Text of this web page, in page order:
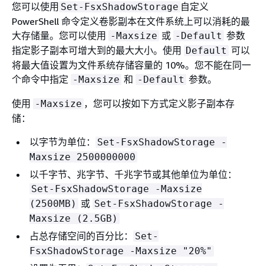
您可以使用 Set-FsxShadowStorage 自定义
PowerShell 命令定义卷影副本在文件系统上可以消耗的最
大存储量。您可以使用
-Maxsize 或 -Default 参数
指定影子副本可增大到的最大大小。使用 Default 可以
将最大值设置为文件系统存储容量的 10%。您不能在同一
个命令中指定 -Maxsize 和 -Default 参数。
使用 -Maxsize ，您可以按如下方式定义影子副本存
储：
以字节为单位：
Set-FsxShadowStorage -
Maxsize 2500000000
以千字节、兆字节、千兆字节或其他单位为单位：
Set-FsxShadowStorage -Maxsize
(2500MB) 或 Set-FsxShadowStorage -
Maxsize (2.5GB)
占总存储空间的百分比：
Set-
FsxShadowStorage -Maxsize "20%"